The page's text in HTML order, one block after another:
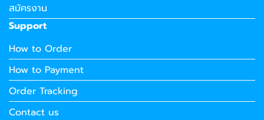
สมัครงาน
Support
How to Order
How to Payment
Order Tracking
Contact us